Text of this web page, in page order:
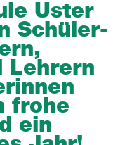
Uster
Schüler­
Lehrern
frohe
ein